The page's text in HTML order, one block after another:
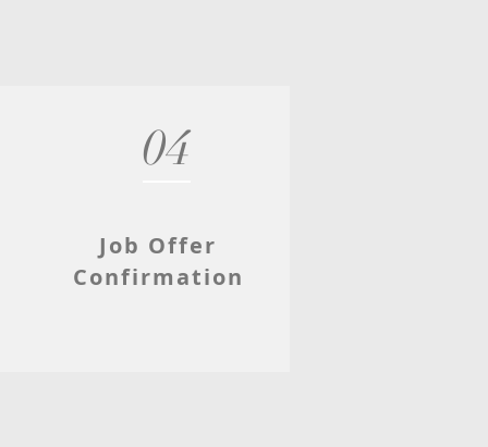
04
Job Offer
Confirmation